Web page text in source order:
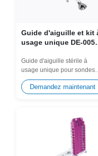
Guide d'aiguille et kit
usage unique DE-005
UST-984-5, UST-981-5,
UST-9112, C41B
Guide d'aiguille stérile à
usage unique pour sondes
Fujifilm UST-984-5, UST-
5, UST-9112,...
Demandez maintenant